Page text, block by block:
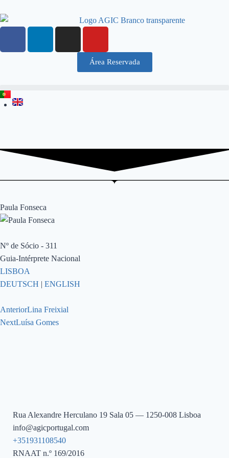
Área Reservada
Paula Fonseca
Nº de Sócio - 311
Guia-Intérprete Nacional
LISBOA
DEUTSCH | ENGLISH
AnteriorLina Freixial
NextLuísa Gomes
Rua Alexandre Herculano 19 Sala 05 — 1250-008 Lisboa
info@agicportugal.com
+351931108540
RNAAT n.º 169/2016